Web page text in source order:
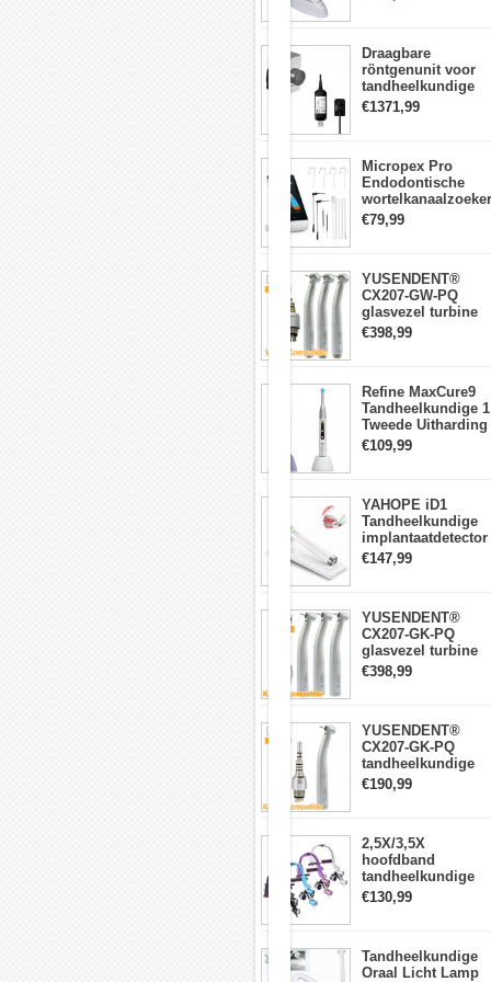
lichtmeter 2000
Draagbare
röntgenunit voor
tandheelkundige
apparatuur met
hoge frequentie +
€1371,99
Micropex Pro
Endodontische
wortelkanaalzoeker
Apex Locator voor
€79,99
YUSENDENT®
CX207-GW-PQ
glasvezel turbine
handstuk W&H
compatibel
€398,99
Refine MaxCure9
Tandheelkundige 1
Tweede Uitharding
LED-
uithardingslamp
€109,99
YAHOPE iD1
Tandheelkundige
implantaatdetector
implantaatlocator
slimme
€147,99
YUSENDENT®
CX207-GK-PQ
glasvezel turbine
handstuk KAVO-
compatibel
x3)
€398,99
YUSENDENT®
CX207-GK-PQ
tandheelkundige
turbine-handstuk
compatibel met
€190,99
2,5X/3,5X
hoofdband
tandheelkundige
verrekijkerloepen
met 5W LED-
€130,99
Tandheelkundige
Oraal Licht Lamp
van
de
snelheid
niet
op
de
rechterschakelaar,
wacht
de
hendel
stopt
en
druk
5.
Furlong
inactiviteitstijd,
koppel
de
stroombron
Specificaties
Belangrijkste
onderdeel
1.
Nominale
110V-
120V/60HZ,
220V-
240V/50HZ
(Stel
de
voordat
de
machine
gebruikt)
Stroomingang:
65W
Uitgangsspanning:
DC0-
32V
4.
Nominale
snelheid:
0-
35000RPM(Max);
Pakket
omvat:
1x